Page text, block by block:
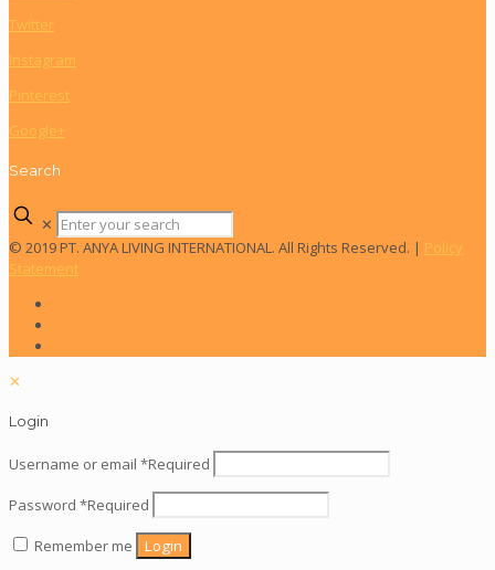
Twitter
Instagram
Pinterest
Google+
Search
✕
© 2019 PT. ANYA LIVING INTERNATIONAL. All Rights Reserved. | Policy
Statement
✕
Login
Username or email *Required
Password *Required
Remember me Login